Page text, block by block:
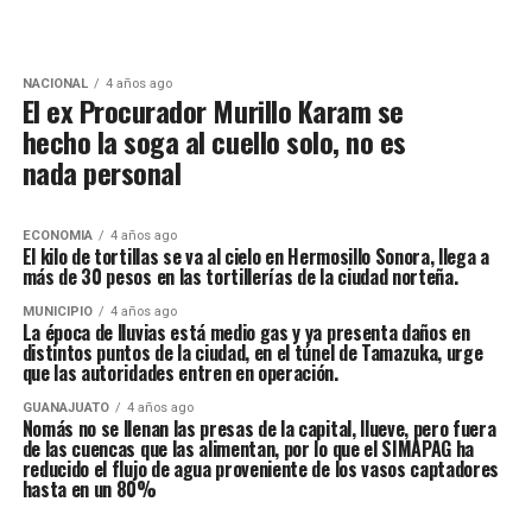
NACIONAL 4 años ago
El ex Procurador Murillo Karam se
hecho la soga al cuello solo, no es
nada personal
ECONOMIA 4 años ago
El kilo de tortillas se va al cielo en Hermosillo Sonora, llega a
más de 30 pesos en las tortillerías de la ciudad norteña.
MUNICIPIO 4 años ago
La época de lluvias está medio gas y ya presenta daños en
distintos puntos de la ciudad, en el túnel de Tamazuka, urge
que las autoridades entren en operación.
GUANAJUATO 4 años ago
Nomás no se llenan las presas de la capital, llueve, pero fuera
de las cuencas que las alimentan, por lo que el SIMAPAG ha
reducido el flujo de agua proveniente de los vasos captadores
hasta en un 80%